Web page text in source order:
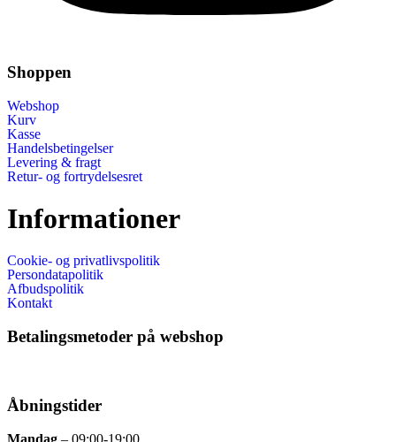
Shoppen
Webshop
Kurv
Kasse
Handelsbetingelser
Levering & fragt
Retur- og fortrydelsesret
Informationer
Cookie- og privatlivspolitik
Persondatapolitik
Afbudspolitik
Kontakt
Betalingsmetoder på webshop
Åbningstider